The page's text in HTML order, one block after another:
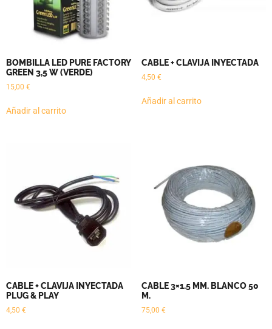
BOMBILLA LED PURE FACTORY
GREEN 3,5 W (VERDE)
15,00 €
Añadir al carrito
CABLE + CLAVIJA INYECTADA
4,50 €
Añadir al carrito
CABLE + CLAVIJA INYECTADA
PLUG & PLAY
4,50 €
CABLE 3×1.5 MM. BLANCO 50
M.
75,00 €